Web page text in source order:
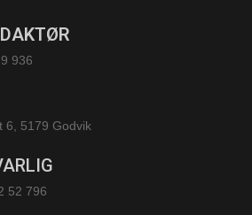
936
6, 5179 Godvik
52 796